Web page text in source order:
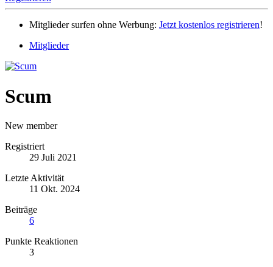
Mitglieder surfen ohne Werbung: Jetzt kostenlos registrieren!
Mitglieder
Scum
New member
Registriert
29 Juli 2021
Letzte Aktivität
11 Okt. 2024
Beiträge
6
Punkte Reaktionen
3